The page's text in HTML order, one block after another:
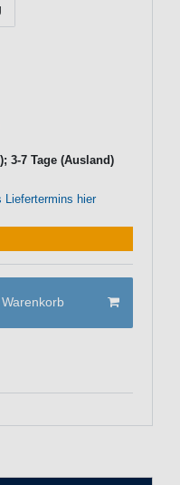
3-7 Tage (Ausland)
Liefertermins hier